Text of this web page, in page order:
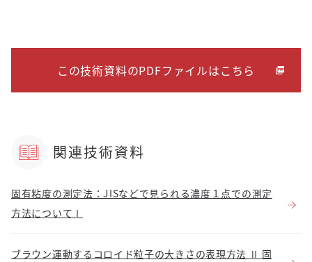
この技術資料のPDFファイルはこちら
関連技術資料
固有粘度の測定法：JISなどで見られる濃度１点での測定
方法についてⅠ
ブラウン運動するコロイド粒子の大きさの表現方法 Ⅱ 固